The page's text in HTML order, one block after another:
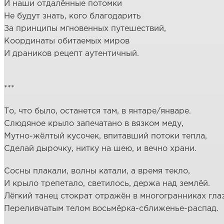
И наши отдалённые потомки
Не будут знать, кого благодарить
За принципы мгновенных путешествий,
Координаты обитаемых миров
И драников рецепт аутентичный.
***
То, что было, останется там, в янтаре/январе.
Слюдяное крыло запечатано в вязком меду,
Мутно-жёлтый кусочек, впитавший потоки тепла,
Сделай дырочку, нитку на шею, и вечно храни.
Сосны плакали, волны катали, а время текло,
И крыло трепетало, светилось, держа над землёй.
Лёгкий танец стократ отражён в многогранниках
Переливчатым телом восьмёрка-сближенье-распад.